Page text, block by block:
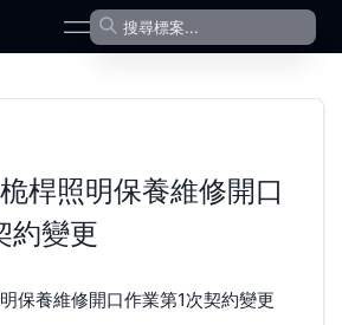
open navigation menu
桿照明保養維修開口
約變更
保養維修開口作業第1次契約變更